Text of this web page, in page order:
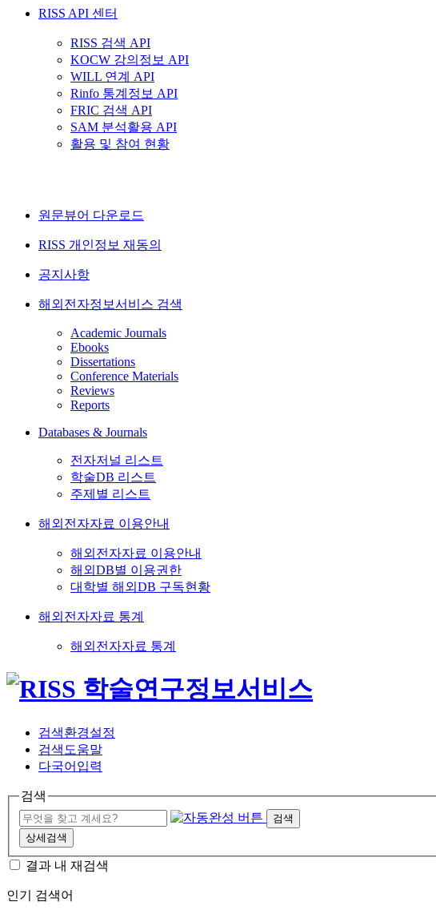
RISS API 센터
RISS 검색 API
KOCW 강의정보 API
WILL 연계 API
Rinfo 통계정보 API
FRIC 검색 API
SAM 분석활용 API
활용 및 참여 현황
원문뷰어 다운로드
RISS 개인정보 재동의
공지사항
해외전자정보서비스 검색
Academic Journals
Ebooks
Dissertations
Conference Materials
Reviews
Reports
Databases & Journals
전자저널 리스트
학술DB 리스트
주제별 리스트
해외전자자료 이용안내
해외전자자료 이용안내
해외DB별 이용권한
대학별 해외DB 구독현황
해외전자자료 통계
해외전자자료 통계
검색환경설정
검색도움말
다국어입력
검색
검색
상세검색
결과 내 재검색
인기 검색어